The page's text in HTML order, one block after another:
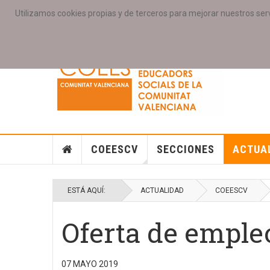
Utilizamos cookies propias y de terceros para mejorar nuestros
PORTADA ACCESO COLEGIAD@S GALERIAS
COEESCV SECCIONES
ESTÁ AQUÍ: ACTUALIDAD COEESCV
Oferta de
07 MAYO 2019